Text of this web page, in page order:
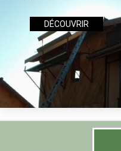
DÉCOUVRIR